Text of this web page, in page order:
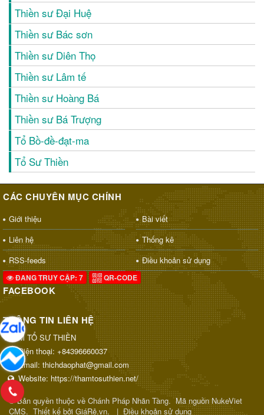
Thiền sư Đại Huệ
Thiền sư Bác sơn
Thiền sư Diên Thọ
Thiền sư Lâm tế
Thiền sư Hoàng Bá
Thiền sư Bá Trượng
Tổ Bồ-đề-đạt-ma
Tổ Sư Thiền
CÁC CHUYÊN MỤC CHÍNH
Giới thiệu
Bài viết
Liên hệ
Thống kê
RSS-feeds
Điều khoản sử dụng
ĐANG TRUY CẬP: 7 QR-CODE
FACEBOOK
THÔNG TIN LIÊN HỆ
THAM TỔ SƯ THIỀN
Điện thoại: +84396660037
Email: thichdaophat@gmail.com
Website: https://thamtosuthien.net/
© Bản quyền thuộc về Chánh Pháp Nhãn Tàng.Mã nguồnNukeViet
CMS. Thiết kế bởi GiáRẻ.vn. | Điều khoản sử dụng